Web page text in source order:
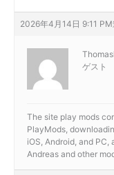
2026年4月14日 9:11 PM
ゲスト
The site play mods
PlayMods,
iOS, Android, and
Andreas and other